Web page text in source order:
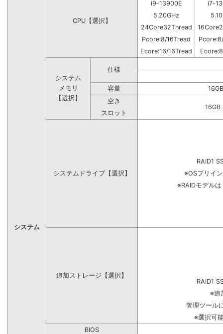
システム
CPU【選択】
i9-13900E
i7-
5.20GHz
24Core32Thread
Pcore:8/16Tread
Ecore:16/16Tread
システム
メモリ
【選択】
仕様
容量
空き
16GB
スロット
システムドライブ【選択】
RAID1
※OSプリイ
※RAIDモデル
追加ストレージ【選択】
RAID1
※追
管理ツール
※選択可
BIOS